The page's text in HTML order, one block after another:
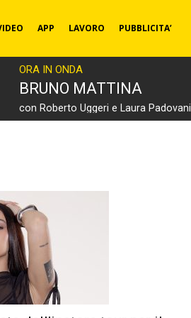
APP LAVORO PUBBLICITA’
ORA IN ONDA
BRUNO MATTINA
con Roberto Uggeri e Laura Padovani